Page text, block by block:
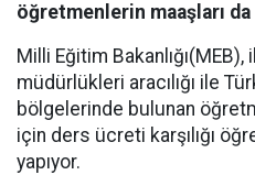
öğretmenlerin maaşları
Milli Eğitim
müdürlükleri aracılığı ile
bölgelerinde bulunan
için ders ücreti karşılığı
yapıyor.